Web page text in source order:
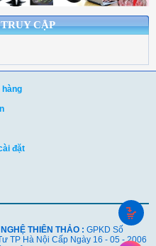
CẬP
hàng
đặt
THIÊN THẢO : GPKD Số
TP Hà Nội Cấp Ngày 16 - 05 - 2006